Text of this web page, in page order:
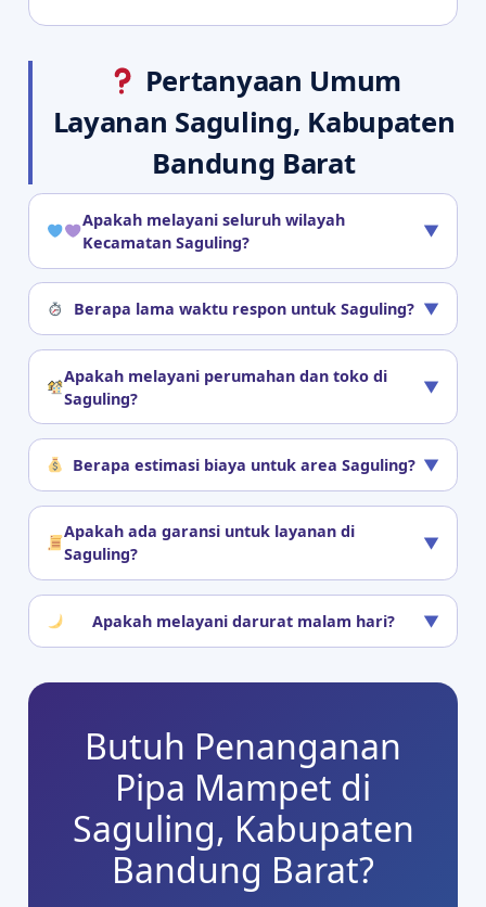
Pertanyaan Umum
Layanan Saguling, Kabupaten
Bandung Barat
Apakah melayani seluruh wilayah
Kecamatan Saguling?
▼
Berapa lama waktu respon untuk Saguling? ▼
Apakah melayani perumahan dan toko di
Saguling?
▼
Berapa estimasi biaya untuk area Saguling? ▼
Apakah ada garansi untuk layanan di
Saguling?
▼
Apakah melayani darurat malam hari? ▼
Butuh Penanganan
Pipa Mampet di
Saguling, Kabupaten
Bandung Barat?